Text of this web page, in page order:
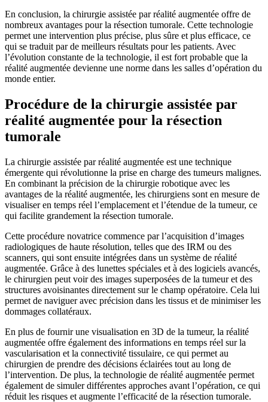
En conclusion, la chirurgie assistée par réalité augmentée offre de
nombreux avantages pour la résection tumorale. Cette technologie
permet une intervention plus précise, plus sûre et plus efficace, ce
qui se traduit par de meilleurs résultats pour les patients. Avec
l’évolution constante de la technologie, il est fort probable que la
réalité augmentée devienne une norme dans les salles d’opération du
monde entier.
Procédure de la chirurgie assistée par
réalité augmentée pour la résection
tumorale
La chirurgie assistée par réalité augmentée est une technique
émergente qui révolutionne la prise en charge des tumeurs malignes.
En combinant la précision de la chirurgie robotique avec les
avantages de la réalité augmentée, les chirurgiens sont en mesure de
visualiser en temps réel l’emplacement et l’étendue de la tumeur, ce
qui facilite grandement la résection tumorale.
Cette procédure novatrice commence par l’acquisition d’images
radiologiques de haute résolution, telles que des IRM ou des
scanners, qui sont ensuite intégrées dans un système de réalité
augmentée. Grâce à des lunettes spéciales et à des logiciels avancés,
le chirurgien peut voir des images superposées de la tumeur et des
structures avoisinantes directement sur le champ opératoire. Cela lui
permet de naviguer avec précision dans les tissus et de minimiser les
dommages collatéraux.
En plus de fournir une visualisation en 3D de la tumeur, la réalité
augmentée offre également des informations en temps réel sur la
vascularisation et la connectivité tissulaire, ce qui permet au
chirurgien de prendre des décisions éclairées tout au long de
l’intervention. De plus, la technologie de réalité augmentée permet
également de simuler différentes approches avant l’opération, ce qui
réduit les risques et augmente l’efficacité de la résection tumorale.